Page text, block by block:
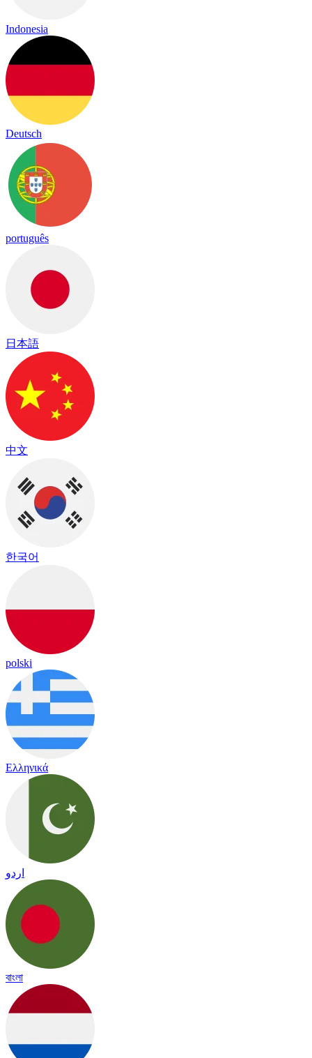
Indonesia
Deutsch
português
日本語
中文
한국어
polski
Ελληνικά
اردو
বাংলা